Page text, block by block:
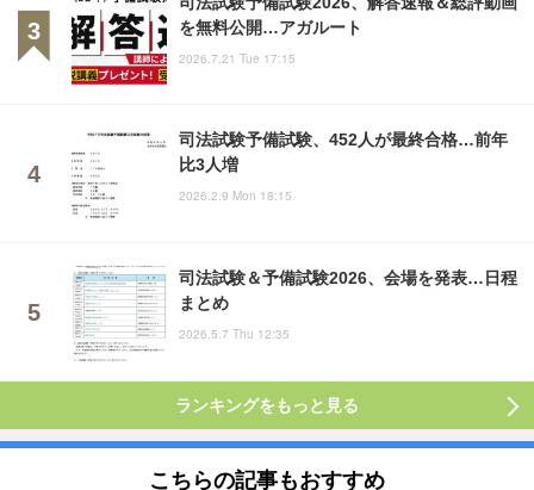
を無料公開…アガルート
2026.7.21 Tue 17:15
司法試験予備試験、452人が最終合格…前年
比3人増
2026.2.9 Mon 18:15
司法試験＆予備試験2026、会場を発表…日程
まとめ
2026.5.7 Thu 12:35
ランキングをもっと見る
こちらの記事もおすすめ